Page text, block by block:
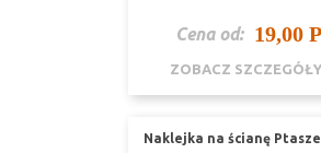
Cena od: 19,00
ZOBACZ SZCZEGÓŁY
Naklejka na ścianę